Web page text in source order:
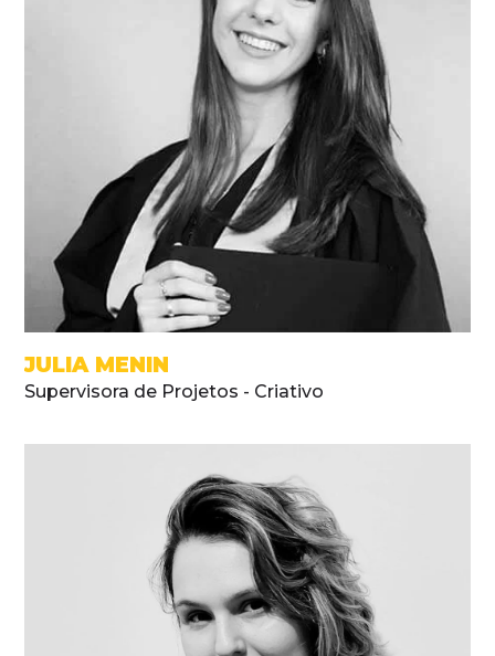
JULIA MENIN
Supervisora de Projetos - Criativo